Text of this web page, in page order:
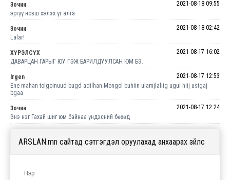
Зочин
2021-08-18 09:55
эргүү новш хэлэх үг алга
Зочин
2021-08-18 02:42
Lalar!
ХҮРЭЛСҮХ
2021-08-17 16:02
ДАВАРЦАН ГАРЫГ ЮУ ГЭЖ БАРИЛДУУЛСАН ЮМ БЭ.
Irgen
2021-08-17 12:53
Ene mahan tolgoinuud bugd adilhan Mongol buhiin ulamjlaliig ugui hiij ustgaj
bgaa
Зочин
2021-08-17 12:24
Энэ нэг Гахай шиг юм байнаа үндэсний бөхөд
ARSLAN.mn сайтад сэтгэгдэл оруулахад анхаарах зүйлс